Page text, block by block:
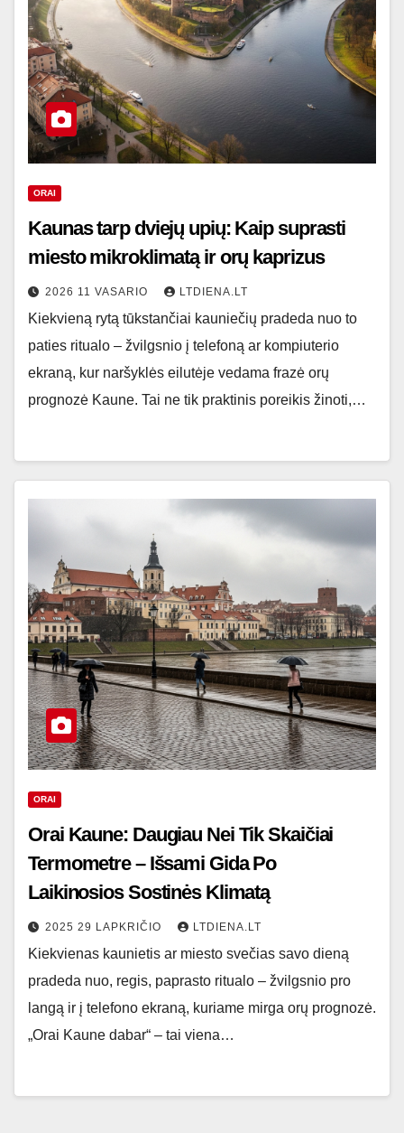
ORAI
Kaunas tarp dviejų upių: Kaip suprasti
miesto mikroklimatą ir orų kaprizus
2026 11 VASARIO LTDIENA.LT
Kiekvieną rytą tūkstančiai kauniečių pradeda nuo to
paties ritualo – žvilgsnio į telefoną ar kompiuterio
ekraną, kur naršyklės eilutėje vedama frazė orų
prognozė Kaune. Tai ne tik praktinis poreikis žinoti,…
ORAI
Orai Kaune: Daugiau Nei Tik Skaičiai
Termometre – Išsami Gida Po
Laikinosios Sostinės Klimatą
2025 29 LAPKRIČIO LTDIENA.LT
Kiekvienas kaunietis ar miesto svečias savo dieną
pradeda nuo, regis, paprasto ritualo – žvilgsnio pro
langą ir į telefono ekraną, kuriame mirga orų prognozė.
„Orai Kaune dabar“ – tai viena…